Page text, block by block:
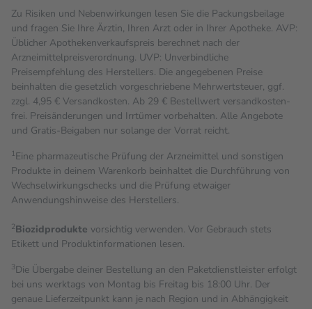
Zu Risiken und Nebenwirkungen lesen Sie die Packungsbeilage
und fragen Sie Ihre Ärztin, Ihren Arzt oder in Ihrer Apotheke. AVP:
Üblicher Apothekenverkaufspreis berechnet nach der
Arzneimittelpreisverordnung. UVP: Unverbindliche
Preisempfehlung des Herstellers. Die angegebenen Preise
beinhalten die gesetzlich vorgeschriebene Mehrwertsteuer, ggf.
zzgl. 4,95 € Versandkosten. Ab 29 € Bestell­wert versand­kosten­
frei. Preisänderungen und Irrtümer vorbehalten. Alle Angebote
und Gratis-Beigaben nur solange der Vorrat reicht.
1Eine pharmazeutische Prüfung der Arzneimittel und sonstigen
Produkte in deinem Warenkorb beinhaltet die Durchführung von
Wechselwirkungschecks und die Prüfung etwaiger
Anwendungshinweise des Herstellers.
2Biozidprodukte vorsichtig verwenden. Vor Gebrauch stets
Etikett und Produktinformationen lesen.
3Die Übergabe deiner Bestellung an den Paketdienstleister erfolgt
bei uns werktags von Montag bis Freitag bis 18:00 Uhr. Der
genaue Lieferzeitpunkt kann je nach Region und in Abhängigkeit